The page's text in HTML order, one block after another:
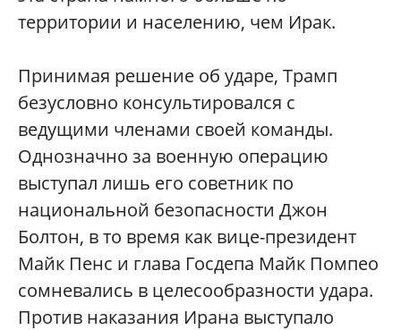
территории и населению, чем Ирак.
Принимая решение об ударе, Трамп
безусловно консультировался с
ведущими членами своей команды.
Однозначно за военную операцию
выступал лишь его советник по
национальной безопасности Джон
Болтон, в то время как вице-президент
Майк Пенс и глава Госдепа Майк Помпео
сомневались в целесообразности удара.
Против наказания Ирана выступало